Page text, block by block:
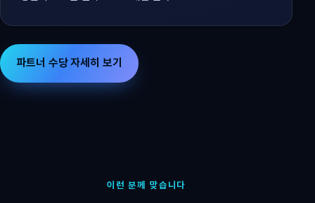
파트너 수당 자세히 보기
이런 분께 맞습니다